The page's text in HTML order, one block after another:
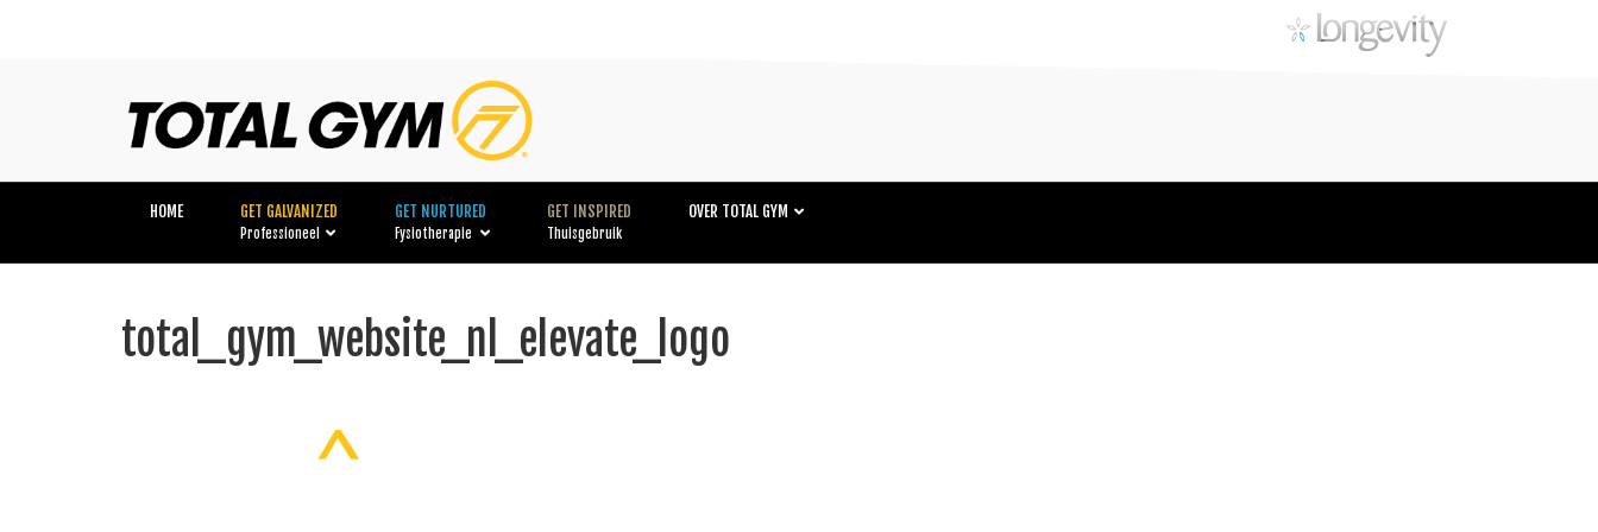
HOME GET GALVANIZED
Professioneel
GET NURTURED
Fysiotherapie
GET INSPIRED
Thuisgebruik
OVER TOTAL GYM
total_gym_website_nl_elevate_logo